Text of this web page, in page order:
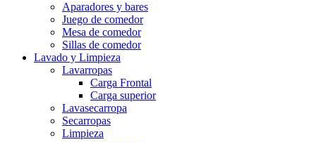
Aparadores y bares
Juego de comedor
Mesa de comedor
Sillas de comedor
Lavado y Limpieza
Lavarropas
Carga Frontal
Carga superior
Lavasecarropa
Secarropas
Limpieza